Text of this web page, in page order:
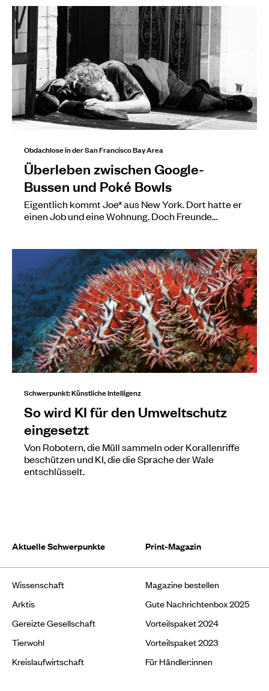
Obdachlose in der San Francisco Bay Area
Überleben zwischen Google-
Bussen und Poké Bowls
Eigentlich kommt Joe* aus New York. Dort hatte er
einen Job und eine Wohnung. Doch Freunde…
Schwerpunkt: Künstliche Intelligenz
So wird KI für den Umweltschutz
eingesetzt
Von Robotern, die Müll sammeln oder Korallenriffe
beschützen und KI, die die Sprache der Wale
entschlüsselt.
Aktuelle Schwerpunkte
Wissenschaft
Arktis
Gereizte Gesellschaft
Tierwohl
Kreislaufwirtschaft
Print-Magazin
Magazine bestellen
Gute Nachrichtenbox 2025
Vorteilspaket 2024
Vorteilspaket 2023
Für Händler:innen